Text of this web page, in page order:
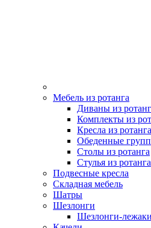
Мебель из ротанга
Диваны из
Комплекты из
Кресла из ротанга
Обеденные
Столы из ротанга
Стулья из ротанга
Подвесные кресла
Складная мебель
Шатры
Шезлонги
Шезлонги-лежаки